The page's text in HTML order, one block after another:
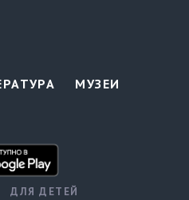
МУЗЕИ
ДЛЯ ДЕТЕЙ